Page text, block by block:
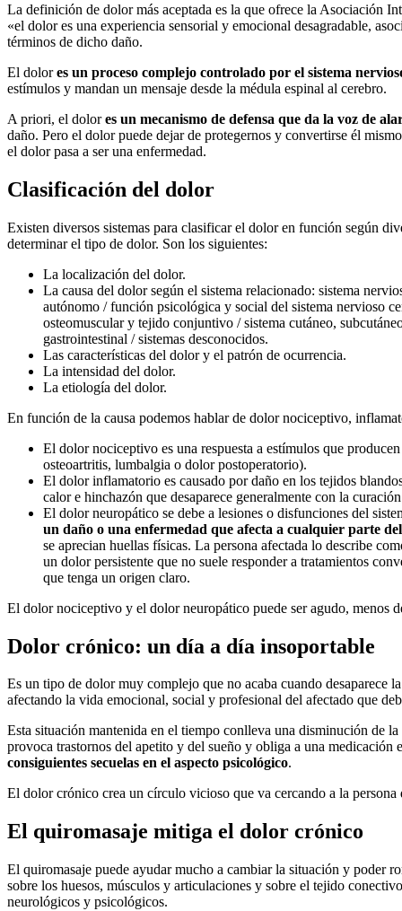
La definición de dolor más aceptada es la que ofrece la Asociación
«el dolor es una experiencia sensorial y emocional desagradable,
términos de dicho daño.
El dolores un proceso complejo controlado por el sistema
estímulos y mandan un mensaje desde la médula espinal al cerebro.
A priori, el dolores un mecanismo de defensa que da la voz de
daño. Pero el dolor puede dejar de protegernos y convertirse él
el dolor pasa a ser una enfermedad.
Clasificación del dolor
Existen diversos sistemas para clasificar el dolor en función según
determinar el tipo de dolor. Son los siguientes:
La localización del dolor.
La causa del dolor según el sistema relacionado: sistema
autónomo / función psicológica y social del sistema nervioso
osteomuscular y tejido conjuntivo / sistema cutáneo,
gastrointestinal / sistemas desconocidos.
Las características del dolor y el patrón de ocurrencia.
La intensidad del dolor.
La etiología del dolor.
En función de la causa podemos hablar de dolor nociceptivo,
El dolor nociceptivo es una respuesta a estímulos que
osteoartritis, lumbalgia o dolor postoperatorio).
El dolor inflamatorio es causado por daño en los tejidos
calor e hinchazón que desaparece generalmente con la
El dolor neuropático se debe a lesiones o disfunciones del
un daño o una enfermedad que afecta a cualquier parte
se aprecian huellas físicas. La persona afectada lo describe
un dolor persistente que no suele responder a tratamientos
que tenga un origen claro.
El dolor nociceptivo y el dolor neuropático puede ser agudo, menos
Dolor crónico: un día a día insoportable
Es un tipo de dolor muy complejo que no acaba cuando desaparece
afectando la vida emocional, social y profesional del afectado que
Esta situación mantenida en el tiempo conlleva una disminución de
provoca trastornos del apetito y del sueño y obliga a una medicación
consiguientes secuelas en el aspecto psicológico.
El dolor crónico crea un círculo vicioso que va cercando a la persona
El quiromasaje mitiga el dolor crónico
El quiromasaje puede ayudar mucho a cambiar la situación y poder
sobre los huesos, músculos y articulaciones y sobre el tejido
neurológicos y psicológicos.